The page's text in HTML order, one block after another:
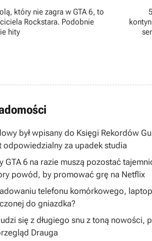
który nie zagra w GTA 6, to
Rockstara. Podobnie
hity
był wpisany do Księgi Rekordów
odpowiedzialny za upadek studia
GTA 6 na razie muszą pozostać
powód, by promować grę na Netflix
telefonu komórkowego,
do gniazdka?
się z długiego snu z toną nowości,
Drauga